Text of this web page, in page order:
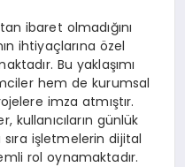
ibaret olmadığını
ihtiyaçlarına özel
Bu yaklaşımı
hem de kurumsal
imza atmıştır.
kullanıcıların günlük
sıra işletmelerin dijital
rol oynamaktadır.